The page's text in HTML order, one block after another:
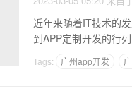
近年来随着IT技术的
到APP定制开发的行
Tags: 广州app开发